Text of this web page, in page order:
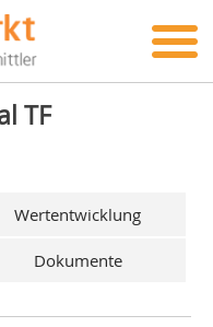
TF
Wertentwicklung
Dokumente